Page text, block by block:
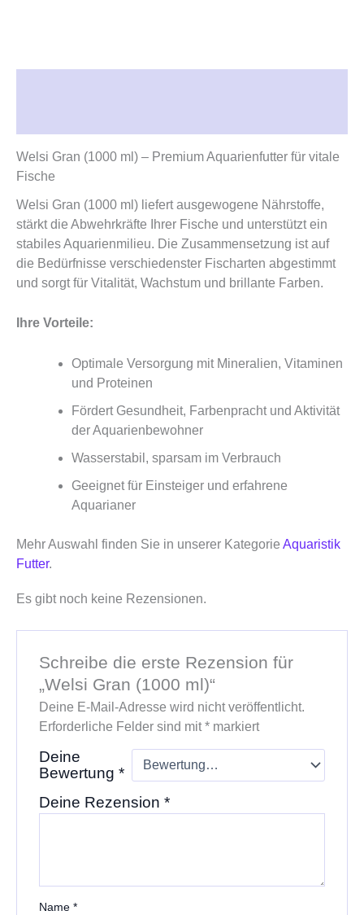
Welsi Gran (1000 ml) – Premium Aquarienfutter für vitale
Fische
Welsi Gran (1000 ml) liefert ausgewogene Nährstoffe,
stärkt die Abwehrkräfte Ihrer Fische und unterstützt ein
stabiles Aquarienmilieu. Die Zusammensetzung ist auf
die Bedürfnisse verschiedenster Fischarten abgestimmt
und sorgt für Vitalität, Wachstum und brillante Farben.
Ihre Vorteile:
Optimale Versorgung mit Mineralien, Vitaminen
und Proteinen
Fördert Gesundheit, Farbenpracht und Aktivität
der Aquarienbewohner
Wasserstabil, sparsam im Verbrauch
Geeignet für Einsteiger und erfahrene
Aquarianer
Mehr Auswahl finden Sie in unserer Kategorie Aquaristik
Futter.
Es gibt noch keine Rezensionen.
Schreibe die erste Rezension für
„Welsi Gran (1000 ml)“
Deine E-Mail-Adresse wird nicht veröffentlicht.
Erforderliche Felder sind mit*markiert
Deine
Bewertung *
Deine Rezension *
Name *